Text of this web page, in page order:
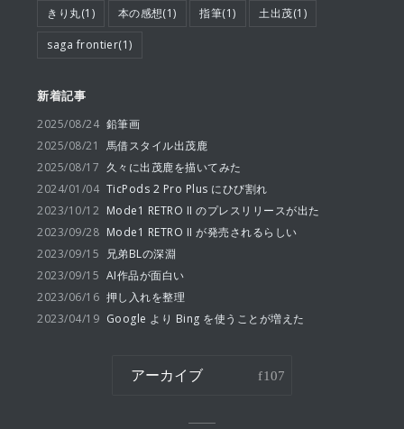
きり丸(1) 本の感想(1) 指筆(1) 土出茂(1)
saga frontier(1)
新着記事
2025/08/24 鉛筆画
2025/08/21
馬借スタイル出茂鹿
2025/08/17 久々に出茂鹿を描いてみた
2024/01/04 TicPods 2 Pro Plus にひび割れ
2023/10/12 Mode1 RETRO II のプレスリリースが出た
2023/09/28 Mode1 RETRO II が発売されるらしい
2023/09/15
兄弟BLの深淵
2023/09/15 AI作品が面白い
2023/06/16 押し入れを整理
2023/04/19 Google より Bing を使うことが増えた